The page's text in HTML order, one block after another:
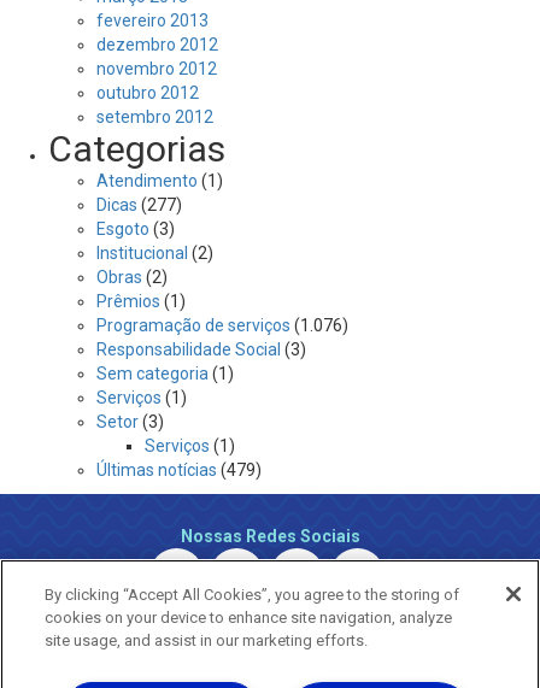
fevereiro 2013
dezembro 2012
novembro 2012
outubro 2012
setembro 2012
Categorias
Atendimento (1)
Dicas (277)
Esgoto (3)
Institucional (2)
Obras (2)
Prêmios (1)
Programação de serviços (1.076)
Responsabilidade Social (3)
Sem categoria (1)
Serviços (1)
Setor(3)
Serviços (1)
Últimas notícias (479)
Nossas Redes Sociais
By clicking “Accept All Cookies”, you agree to the storing of
cookies on your device to enhance site navigation, analyze
site usage, and assist in our marketing efforts.